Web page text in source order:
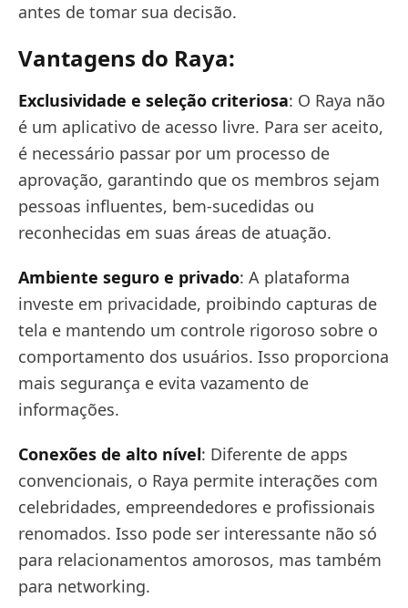
antes de tomar sua decisão.
Vantagens do Raya:
Exclusividade e seleção criteriosa: O Raya não
é um aplicativo de acesso livre. Para ser aceito,
é necessário passar por um processo de
aprovação, garantindo que os membros sejam
pessoas influentes, bem-sucedidas ou
reconhecidas em suas áreas de atuação.
Ambiente seguro e privado: A plataforma
investe em privacidade, proibindo capturas de
tela e mantendo um controle rigoroso sobre o
comportamento dos usuários. Isso proporciona
mais segurança e evita vazamento de
informações.
Conexões de alto nível: Diferente de apps
convencionais, o Raya permite interações com
celebridades, empreendedores e profissionais
renomados. Isso pode ser interessante não só
para relacionamentos amorosos, mas também
para networking.